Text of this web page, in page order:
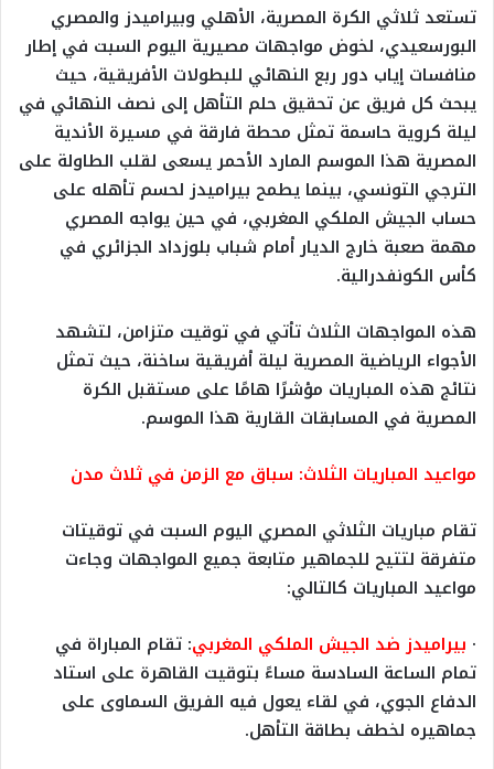
تستعد ثلاثي الكرة المصرية، الأهلي وبيراميدز والمصري
البورسعيدي، لخوض مواجهات مصيرية اليوم السبت في إطار
منافسات إياب دور ربع النهائي للبطولات الأفريقية، حيث
يبحث كل فريق عن تحقيق حلم التأهل إلى نصف النهائي في
ليلة كروية حاسمة تمثل محطة فارقة في مسيرة الأندية
المصرية هذا الموسم المارد الأحمر يسعى لقلب الطاولة على
الترجي التونسي، بينما يطمح بيراميدز لحسم تأهله على
حساب الجيش الملكي المغربي، في حين يواجه المصري
مهمة صعبة خارج الديار أمام شباب بلوزداد الجزائري في
كأس الكونفدرالية.
هذه المواجهات الثلاث تأتي في توقيت متزامن، لتشهد
الأجواء الرياضية المصرية ليلة أفريقية ساخنة، حيث تمثل
نتائج هذه المباريات مؤشرًا هامًا على مستقبل الكرة
المصرية في المسابقات القارية هذا الموسم.
مواعيد المباريات الثلاث: سباق مع الزمن في ثلاث مدن
تقام مباريات الثلاثي المصري اليوم السبت في توقيتات
متفرقة لتتيح للجماهير متابعة جميع المواجهات وجاءت
مواعيد المباريات كالتالي:
· بيراميدز ضد الجيش الملكي المغربي: تقام المباراة في
تمام الساعة السادسة مساءً بتوقيت القاهرة على استاد
الدفاع الجوي، في لقاء يعول فيه الفريق السماوى على
جماهيره لخطف بطاقة التأهل.